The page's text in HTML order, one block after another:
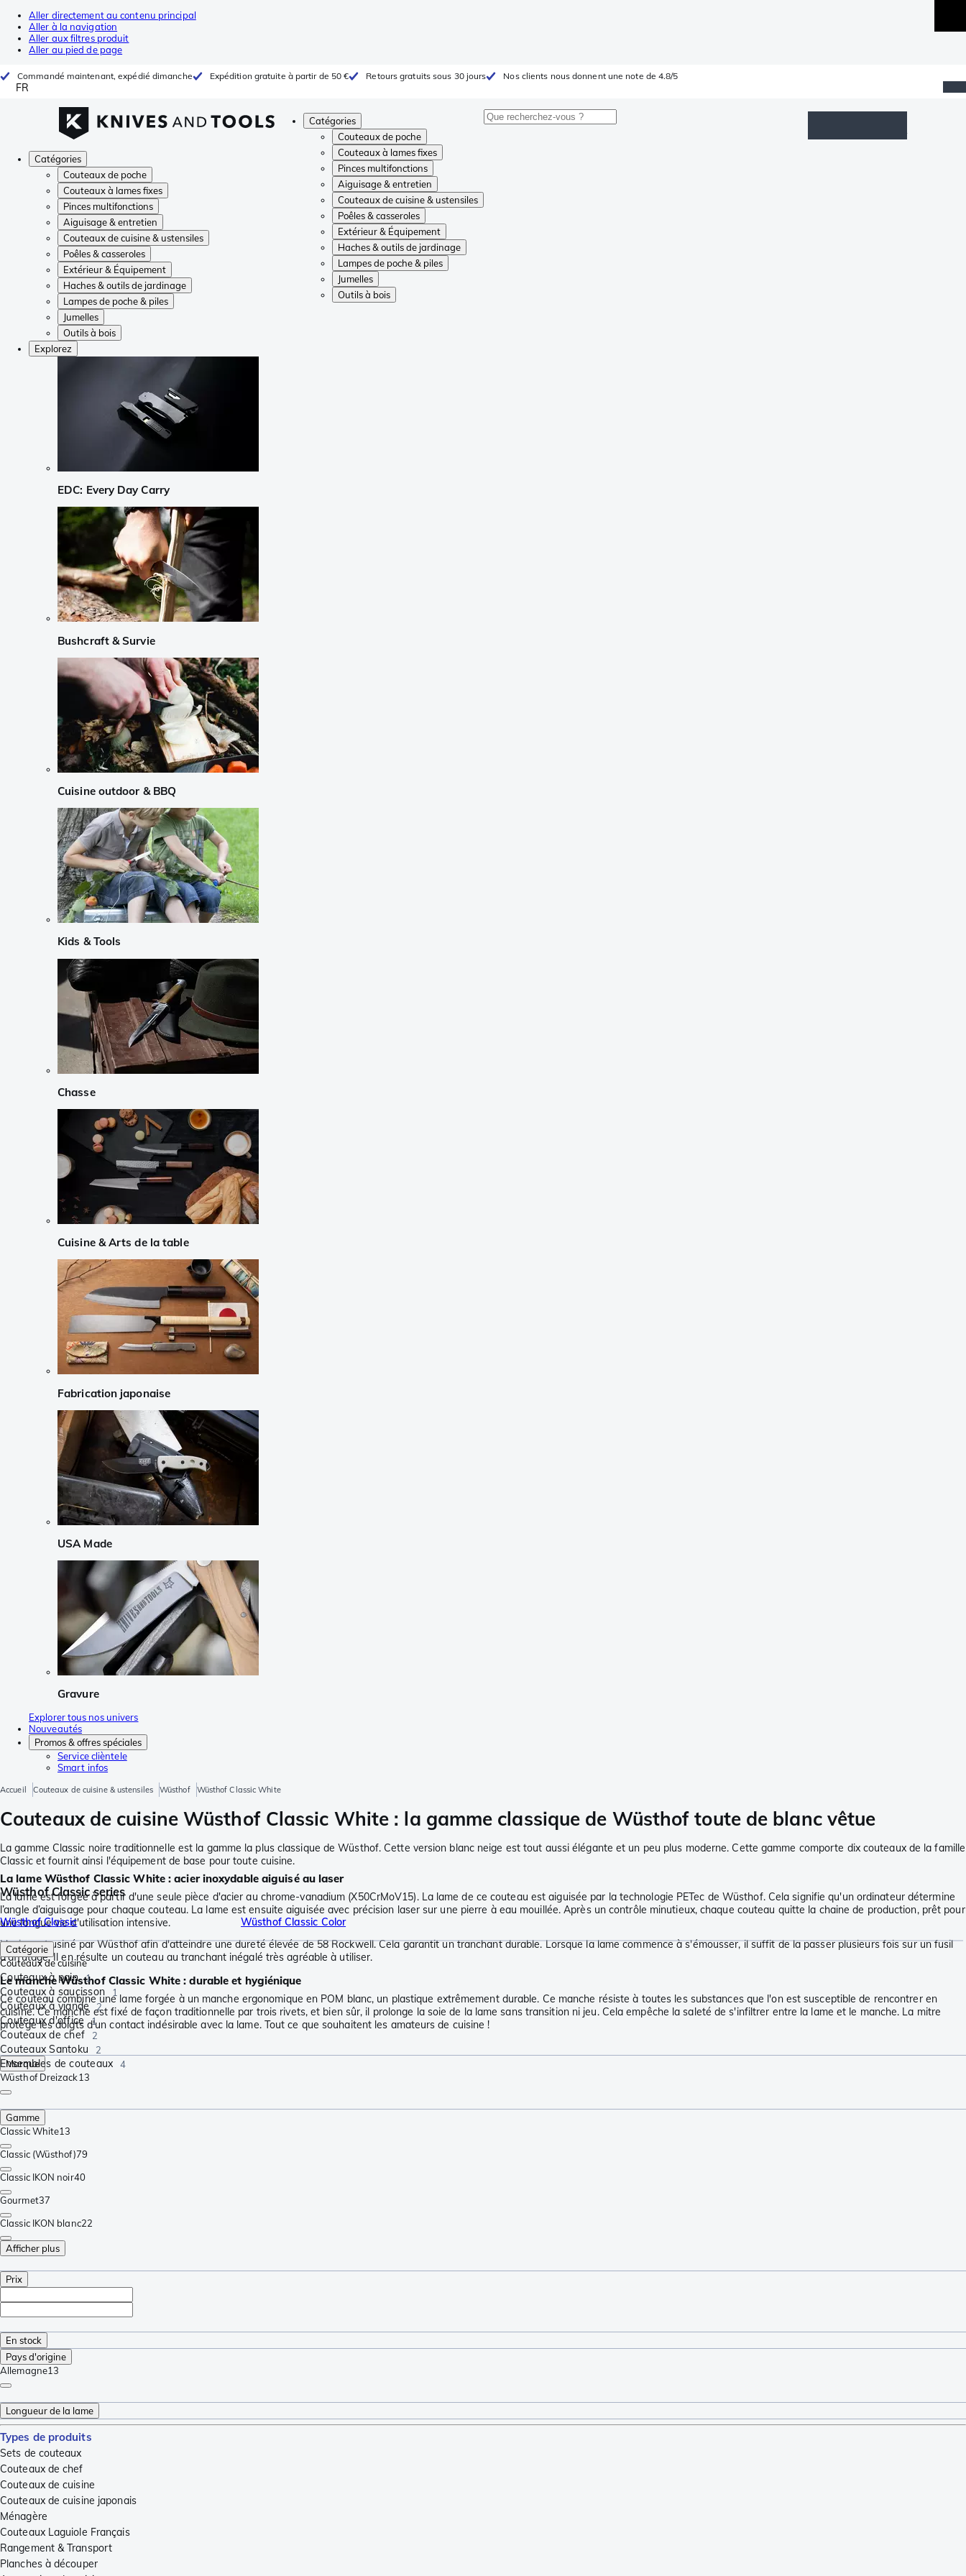
Aller directement au contenu principal
Aller à la navigation
Aller aux filtres produit
Aller au pied de page
Commandé maintenant, expédié dimanche Expédition gratuite à partir de 50 € Retours gratuits sous 30 jours Nos clients nous donnent une note de 4.8/5
FR
Catégories
Couteaux de poche
Couteaux à lames fixes
Pinces multifonctions
Aiguisage & entretien
Couteaux de cuisine & ustensiles
Poêles & casseroles
Extérieur & Équipement
Haches & outils de jardinage
Lampes de poche & piles
Jumelles
Outils à bois
Catégories
Couteaux de poche
Couteaux à lames fixes
Pinces multifonctions
Aiguisage & entretien
Couteaux de cuisine & ustensiles
Poêles & casseroles
Extérieur & Équipement
Haches & outils de jardinage
Lampes de poche & piles
Jumelles
Outils à bois
Explorez
EDC: Every Day Carry
Bushcraft & Survie
Cuisine outdoor & BBQ
Kids & Tools
Chasse
Cuisine & Arts de la table
Fabrication japonaise
USA Made
Gravure
Explorer tous nos univers
Nouveautés
Promos & offres spéciales
Service clièntele
Smart infos
Accueil Couteaux de cuisine & ustensiles Wüsthof Wüsthof Classic White
Couteaux de cuisine Wüsthof Classic White : la gamme classique de Wüsthof toute de blanc vêtue
La gamme Classic noire traditionnelle est la gamme la plus classique de Wüsthof. Cette version blanc neige est tout aussi élégante et un peu plus moderne. Cette gamme comporte dix couteaux de la famille
Classic et fournit ainsi l'équipement de base pour toute cuisine.
La lame Wüsthof Classic White : acier inoxydable aiguisé au laser
La lame est forgée à partir d'une seule pièce d'acier au chrome-vanadium (X50CrMoV15). La lame de ce couteau est aiguisée par la technologie PETec de Wüsthof. Cela signifie qu'un ordinateur détermine
l’angle d’aiguisage pour chaque couteau. La lame est ensuite aiguisée avec précision laser sur une pierre à eau mouillée. Après un contrôle minutieux, chaque couteau quitte la chaine de production, prêt pour
une longue vie d'utilisation intensive.
L'acier est usiné par Wüsthof afin d'atteindre une dureté élevée de 58 Rockwell. Cela garantit un tranchant durable. Lorsque la lame commence à s'émousser, il suffit de la passer plusieurs fois sur un fusil
d'affûtage. Il en résulte un couteau au tranchant inégalé très agréable à utiliser.
Le manche Wüsthof Classic White : durable et hygiénique
Ce couteau combine une lame forgée à un manche ergonomique en POM blanc, un plastique extrêmement durable. Ce manche résiste à toutes les substances que l'on est susceptible de rencontrer en
cuisine. Ce manche est fixé de façon traditionnelle par trois rivets, et bien sûr, il prolonge la soie de la lame sans transition ni jeu. Cela empêche la saleté de s'infiltrer entre la lame et le manche. La mitre
protège les doigts d'un contact indésirable avec la lame. Tout ce que souhaitent les amateurs de cuisine !
Wüsthof Classic series
Wüsthof Classic Wüsthof Classic Color
Catégorie
Couteaux de cuisine
Couteaux à pain 1
Couteaux à saucisson 1
Couteaux à viande 2
Couteaux d'office 1
Couteaux de chef 2
Couteaux Santoku 2
Ensembles de couteaux 4
Marque
Wüsthof Dreizack13
Gamme
Classic White13
Classic (Wüsthof)79
Classic IKON noir40
Gourmet37
Classic IKON blanc22
Afficher plus
Prix
En stock
Pays d'origine
Allemagne13
Longueur de la lame
Types de produits
Sets de couteaux
Couteaux de chef
Couteaux de cuisine
Couteaux de cuisine japonais
Ménagère
Couteaux Laguiole Français
Rangement & Transport
Planches à découper